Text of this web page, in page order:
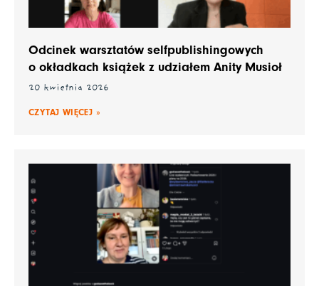
Odcinek warsztatów selfpublishingowych
o okładkach książek z udziałem Anity Musioł
20 kwietnia 2026
CZYTAJ WIĘCEJ »